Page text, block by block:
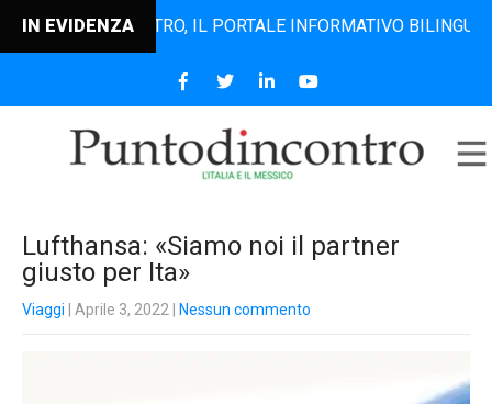
IN EVIDENZA IL PORTALE INFORMATIVO BILINGUE
Lufthansa: «Siamo noi il partner
giusto per Ita»
Viaggi | Aprile 3, 2022 Nessun commento